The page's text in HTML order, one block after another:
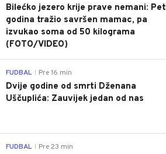
Bilećko jezero krije prave nemani: Pet
godina tražio savršen mamac, pa
izvukao soma od 50 kilograma
(FOTO/VIDEO)
FUDBAL Pre 16 min
Dvije godine od smrti Dženana
Uščuplića: Zauvijek jedan od nas
FUDBAL Pre 23 min